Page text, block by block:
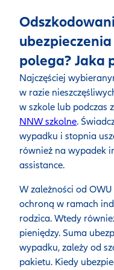
polega? Jaka
Najczęściej
w razie
w szkole lub podczas
NNW szkolne.
wypadku i stopnia
również na wypadek
assistance.
W zależności od
ochroną w ramach
rodzica. Wtedy
pieniędzy. Suma
wypadku, zależy od
pakietu. Kiedy